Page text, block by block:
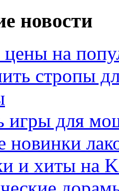
новости
на
стропы
игры для
и хиты на